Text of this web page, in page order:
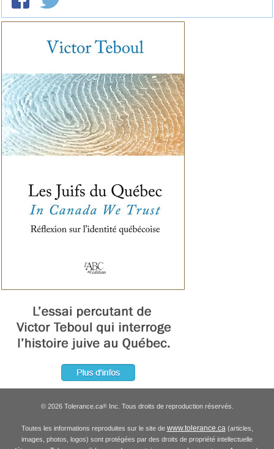
© 2026 Tolerance.ca®Inc. Tous droits de reproduction réservés.
Toutes les informations reproduites sur le site de www.tolerance.ca (articles,
images, photos, logos) sont protégées par des droits de propriété intellectuelle